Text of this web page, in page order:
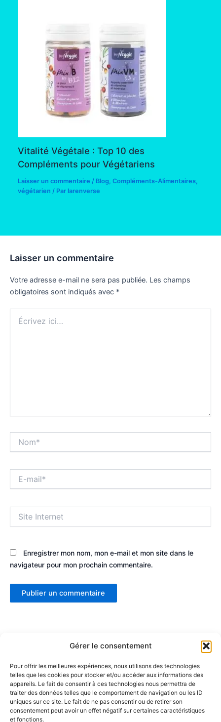
Gérer le consentement
Pour offrir les meilleures expériences, nous utilisons des technologies
telles que les cookies pour stocker et/ou accéder aux informations des
appareils. Le fait de consentir à ces technologies nous permettra de
traiter des données telles que le comportement de navigation ou les ID
uniques sur ce site. Le fait de ne pas consentir ou de retirer son
consentement peut avoir un effet négatif sur certaines caractéristiques
et fonctions.
Vitalité Végétale : Top 10 des
Compléments pour Végétariens
Laisser un commentaire / Blog,Compléments-Alimentaires,
végétarien / Par larenverse
Laisser un commentaire
Votre adresse e-mail ne sera pas publiée. Les champs
obligatoires sont indiqués avec *
ici…
mail*
Internet
Enregistrer mon nom, mon e-mail et mon site dans le
navigateur pour mon prochain commentaire.
Partenaires :
LaMaisonDuDonut